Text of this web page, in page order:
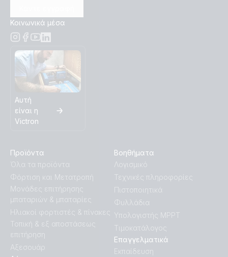
Κοινωνικά μέσα
Αυτή
είναι η
Victron
Προϊόντα
Όλα τα προϊόντα
Φόρτιση και Μετατροπή
Μονάδες επιτήρησης
μπαταριών & μπαταρίες
Ηλιακοί φορτιστές & πίνακες
Τοπική & εξ αποστάσεως
επιτήρηση
Αξεσουάρ
Βοηθήματα
Λογισμικό
Τεχνικές πληροφορίες
Πιστοποιητικά
Φυλλάδια
Υπολογιστής MPPT
Τιμοκατάλογος
Επαγγελματικά
Εκπαίδευση